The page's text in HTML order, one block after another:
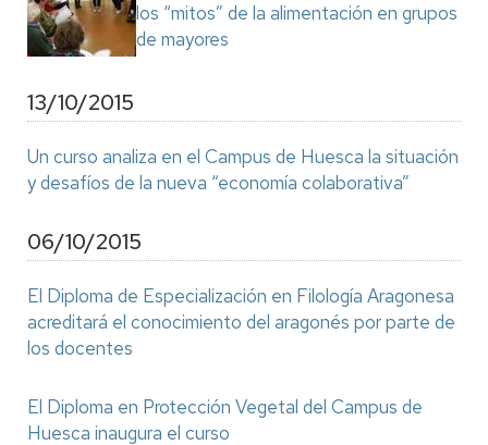
los “mitos” de la alimentación en grupos
de mayores
13/10/2015
Un curso analiza en el Campus de Huesca la situación
y desafíos de la nueva “economía colaborativa”
06/10/2015
El Diploma de Especialización en Filología Aragonesa
acreditará el conocimiento del aragonés por parte de
los docentes
El Diploma en Protección Vegetal del Campus de
Huesca inaugura el curso